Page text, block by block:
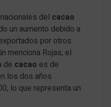
del cacao
un aumento debido a
por otros
menciona Rojas, el
de cacao es de
los dos años
lo que representa un